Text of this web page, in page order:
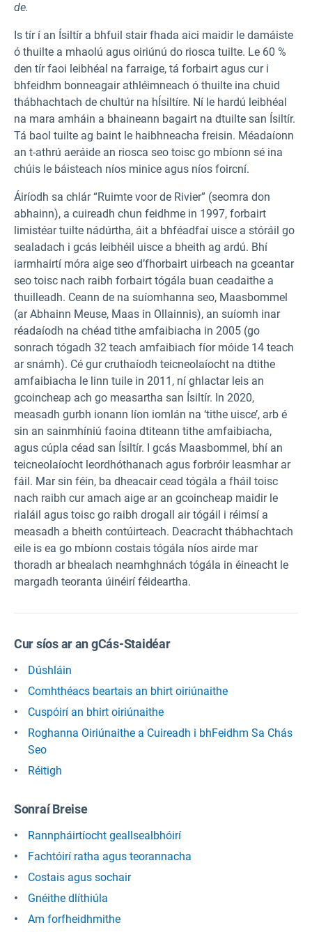
de.
Is tír í an Ísiltír a bhfuil stair fhada aici maidir le damáiste
ó thuilte a mhaolú agus oiriúnú do riosca tuilte. Le 60 %
den tír faoi leibhéal na farraige, tá forbairt agus cur i
bhfeidhm bonneagair athléimneach ó thuilte ina chuid
thábhachtach de chultúr na hÍsiltíre. Ní le hardú leibhéal
na mara amháin a bhaineann bagairt na dtuilte san Ísiltír.
Tá baol tuilte ag baint le haibhneacha freisin. Méadaíonn
an t-athrú aeráide an riosca seo toisc go mbíonn sé ina
chúis le báisteach níos minice agus níos foircní.
Áiríodh sa chlár “Ruimte voor de Rivier” (seomra don
abhainn), a cuireadh chun feidhme in 1997, forbairt
limistéar tuilte nádúrtha, áit a bhféadfaí uisce a stóráil go
sealadach i gcás leibhéil uisce a bheith ag ardú. Bhí
iarmhairtí móra aige seo d’fhorbairt uirbeach na gceantar
seo toisc nach raibh forbairt tógála buan ceadaithe a
thuilleadh. Ceann de na suíomhanna seo, Maasbommel
(ar Abhainn Meuse, Maas in Ollainnis), an suíomh inar
réadaíodh na chéad tithe amfaibiacha in 2005 (go
sonrach tógadh 32 teach amfaibiach fíor móide 14 teach
ar snámh). Cé gur cruthaíodh teicneolaíocht na dtithe
amfaibiacha le linn tuile in 2011, ní ghlactar leis an
gcoincheap ach go measartha san Ísiltír. In 2020,
measadh gurbh ionann líon iomlán na ‘tithe uisce’, arb é
sin an sainmhíniú faoina dtiteann tithe amfaibiacha,
agus cúpla céad san Ísiltír. I gcás Maasbommel, bhí an
teicneolaíocht leordhóthanach agus forbróir leasmhar ar
fáil. Mar sin féin, ba dheacair cead tógála a fháil toisc
nach raibh cur amach aige ar an gcoincheap maidir le
rialáil agus toisc go raibh drogall air tógáil i réimsí a
measadh a bheith contúirteach. Deacracht thábhachtach
eile is ea go mbíonn costais tógála níos airde mar
thoradh ar bhealach neamhghnách tógála in éineacht le
margadh teoranta úinéirí féideartha.
Cur síos ar an gCás-Staidéar
Dúshláin
Comhthéacs beartais an bhirt oiriúnaithe
Cuspóirí an bhirt oiriúnaithe
Roghanna Oiriúnaithe a Cuireadh i bhFeidhm Sa Chás
Seo
Réitigh
Sonraí Breise
Rannpháirtíocht geallsealbhóirí
Fachtóirí ratha agus teorannacha
Costais agus sochair
Gnéithe dlíthiúla
Am forfheidhmithe